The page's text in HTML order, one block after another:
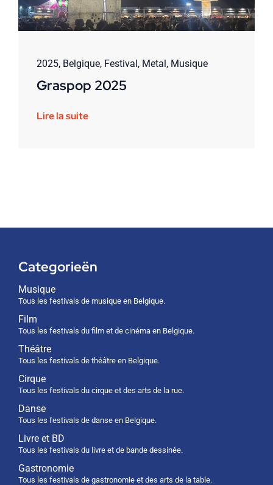
2025, Belgique, Festival, Metal, Musique
Graspop 2025
Lire la suite
Categorieën
Musique
Tous les festivals de musique en Belgique.
Film
Tous les festivals du film et de cinéma en Belgique.
Théâtre
Tous les festivals de théâtre en Belgique.
Cirque
Tous les festivals du cirque et des arts de la rue.
Danse
Tous les festivals de danse en Belgique.
Livre et BD
Tous les festivals du livre et de bande dessinée.
Gastronomie
Tous les festivals de gastronomie et des arts de la table.